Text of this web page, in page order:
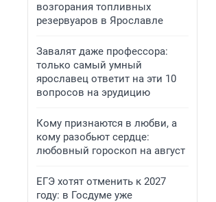
возгорания топливных
резервуаров в Ярославле
Завалят даже профессора:
только самый умный
ярославец ответит на эти 10
вопросов на эрудицию
Кому признаются в любви, а
кому разобьют сердце:
любовный гороскоп на август
ЕГЭ хотят отменить к 2027
году: в Госдуме уже